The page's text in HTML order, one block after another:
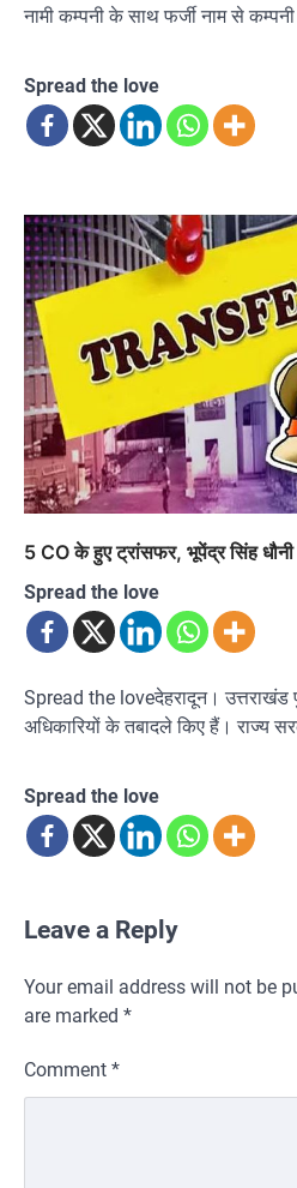
नामी कम्पनी के साथ फर्जी नाम से
Spread the love
5 CO के हुए ट्रांसफर, भूपेंद्र सिंह
Spread the love
Spread the loveदेहरादून। उत्तराखंड
अधिकारियों के तबादले किए हैं। राज्य
Spread the love
Leave a Reply
Your email address will not be
are marked *
Comment *